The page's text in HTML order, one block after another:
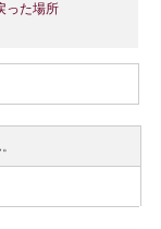
った場所